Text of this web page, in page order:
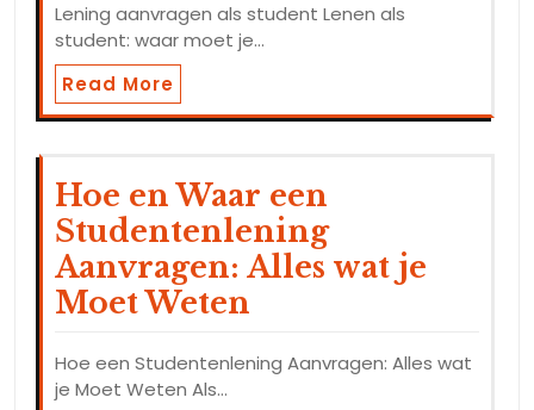
Lening aanvragen als student Lenen als
student: waar moet je…
Read More
Hoe en Waar een
Studentenlening
Aanvragen: Alles wat je
Moet Weten
Hoe een Studentenlening Aanvragen: Alles wat
je Moet Weten Als…